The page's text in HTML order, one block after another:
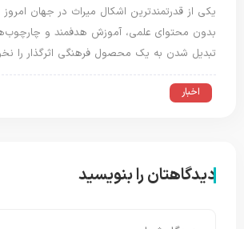
یکی از قدرتمندترین اشکال میراث در جهان امروز
بدون محتوای علمی، آموزش هدفمند و
تبدیل شدن به یک محصول فرهنگی اثرگذار را
اخبار
دیدگاهتان را بنویسید